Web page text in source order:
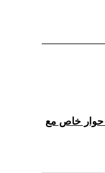
حوار خاص مع